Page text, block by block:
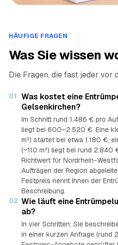
HÄUFIGE FRAGEN
Was Sie wissen
Die Fragen, die fast jeder vor
01 Was kostet eine
Gelsenkirchen?
Im Schnitt rund 1.486 € pro
liegt bei 600–2.520 €. Eine
m²) startet bei etwa 1.180 €,
(~110 m²) liegt bei rund 2.840
Richtwert für Nordrhein-
Aufträgen der Region
Festpreis nennt Ihnen der
Beschreibung.
02 Wie läuft eine
ab?
In vier Schritten: Sie
in einer kurzen Anfrage (rund